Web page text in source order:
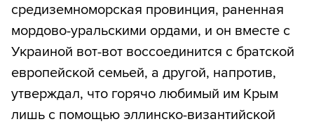
средиземноморская провинция, раненная
мордово-уральскими ордами, и он вместе с
Украиной вот-вот воссоединится с братской
европейской семьей, а другой, напротив,
утверждал, что горячо любимый им Крым
лишь с помощью эллинско-византийской